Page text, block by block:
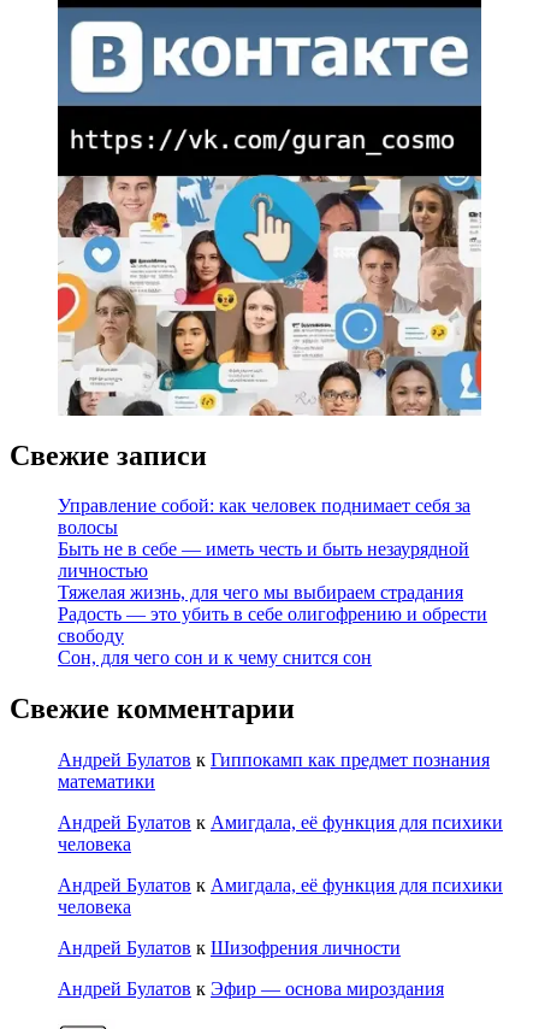
Свежие записи
Управление собой: как человек поднимает себя за
волосы
Быть не в себе — иметь честь и быть незаурядной
личностью
Тяжелая жизнь, для чего мы выбираем страдания
Радость — это убить в себе олигофрению и обрести
свободу
Сон, для чего сон и к чему снится сон
Свежие комментарии
Андрей Булатов к Гиппокамп как предмет познания
математики
Андрей Булатов к Амигдала, её функция для психики
человека
Андрей Булатов к Амигдала, её функция для психики
человека
Андрей Булатов к Шизофрения личности
Андрей Булатов к Эфир — основа мироздания